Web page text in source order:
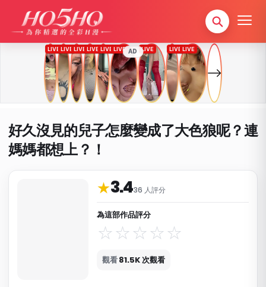
AD
好久沒見的兒子怎麼變成了大色狼呢？連
媽媽都想上？！
★3.436 人評分
為這部作品評分
觀看81.5K 次觀看
作品資料與分類